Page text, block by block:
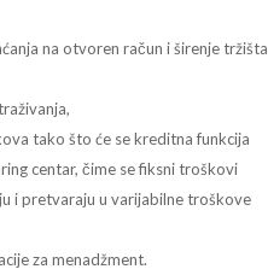
na otvoren račun i širenje tržišta
tako što će se kreditna funkcija
centar, čime se fiksni troškovi
i pretvaraju u varijabilne troškove
za menadžment.